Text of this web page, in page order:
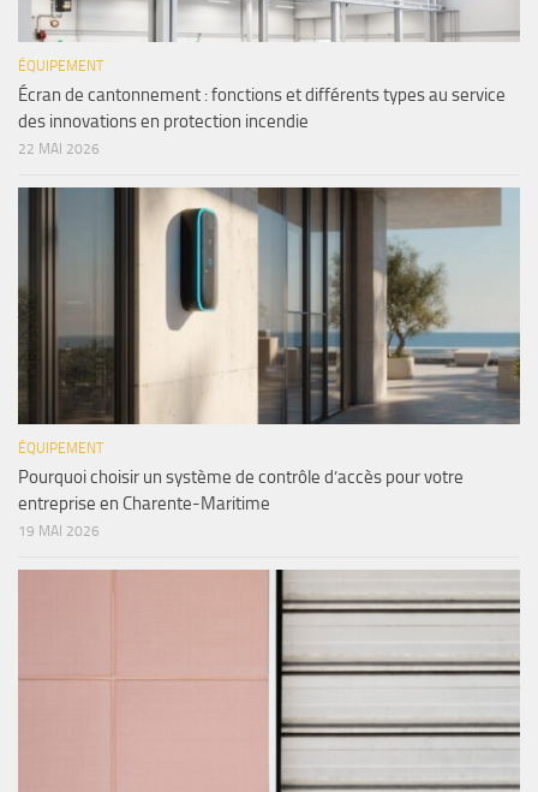
ÉQUIPEMENT
Écran de cantonnement : fonctions et différents types au service
des innovations en protection incendie
22 MAI 2026
ÉQUIPEMENT
Pourquoi choisir un système de contrôle d’accès pour votre
entreprise en Charente-Maritime
19 MAI 2026